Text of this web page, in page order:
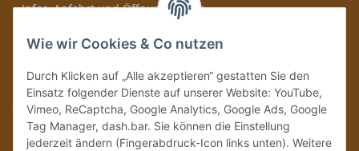
» Infos, Anfahrt und Öffnungszeiten
Immer auf dem Laufenden mit unseren aktuellen Rum-News!
Bitte senden Sie mir entsprechend IhrerDatenschutzerklärung
regelmäßig und
jederzeit widerruflich Informationen zu Ihrem Produktsortiment per E-Mail zu.
Vertrag widerrufen
Wie wir Cookies & Co nutzen
Durch Klicken auf „Alle akzeptieren“ gestatten Sie den
Einsatz folgender Dienste auf unserer Website: YouTube,
Vimeo, ReCaptcha, Google Analytics, Google Ads, Google
Tag Manager, dash.bar. Sie können die Einstellung
jederzeit ändern (Fingerabdruck-Icon links unten). Weitere